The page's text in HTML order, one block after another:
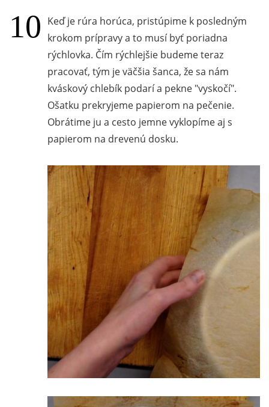
Keď je rúra horúca, pristúpime k posledným
krokom prípravy a to musí byť poriadna
rýchlovka. Čím rýchlejšie budeme teraz
pracovať, tým je väčšia šanca, že sa nám
kváskový chlebík podarí a pekne "vyskočí".
Ošatku prekryjeme papierom na pečenie.
Obrátime ju a cesto jemne vyklopíme aj s
papierom na drevenú dosku.